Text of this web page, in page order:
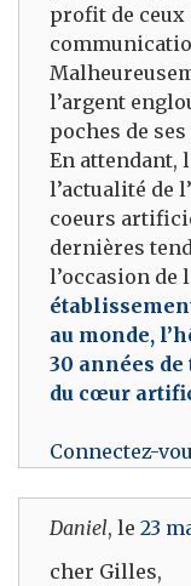
profit de
l’argent
poches de
En attendant,
l’actualité de
coeurs
dernières
l’occasion de
au monde,
30 années
du cœur
Connectez-
Daniel, le 23
cher Gilles,